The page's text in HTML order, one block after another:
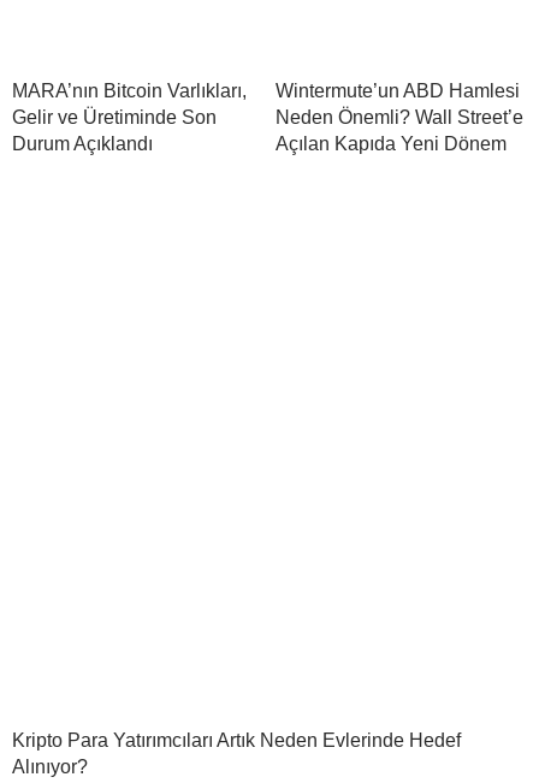
MARA’nın Bitcoin Varlıkları,
Gelir ve Üretiminde Son
Durum Açıklandı
Wintermute’un ABD Hamlesi
Neden Önemli? Wall Street’e
Açılan Kapıda Yeni Dönem
Kripto Para Yatırımcıları Artık Neden Evlerinde Hedef
Alınıyor?